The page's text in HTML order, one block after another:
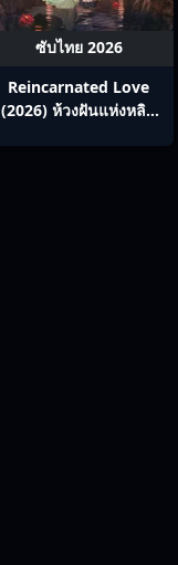
ซับไทย 2026
Reincarnated Love
(2026) ห้วงฝันแห่งหลิน